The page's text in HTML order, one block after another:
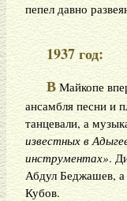
пепел давно
1937 год:
В Майкопе
ансамбля песни и
танцевали, а
известных в
инструментах».
Абдул Беджашев,
Кубов.